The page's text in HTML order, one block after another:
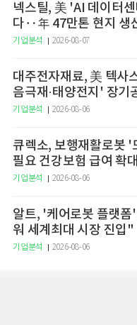
넥스틸, 美 'AI 데이터
다‥年 47만톤 현지 생
기업분석 2026-08-07
대주전자재료, 美 텍사
음극재·태양전지' 장기
기업분석 2026-08-06
큐렉소, 보행재활로봇 '
필요 건강보험 급여 확대
기업분석 2026-08-06
알트, '케어로봇 플랫
워 세계최대 시장 진입"
기업분석 2026-08-06